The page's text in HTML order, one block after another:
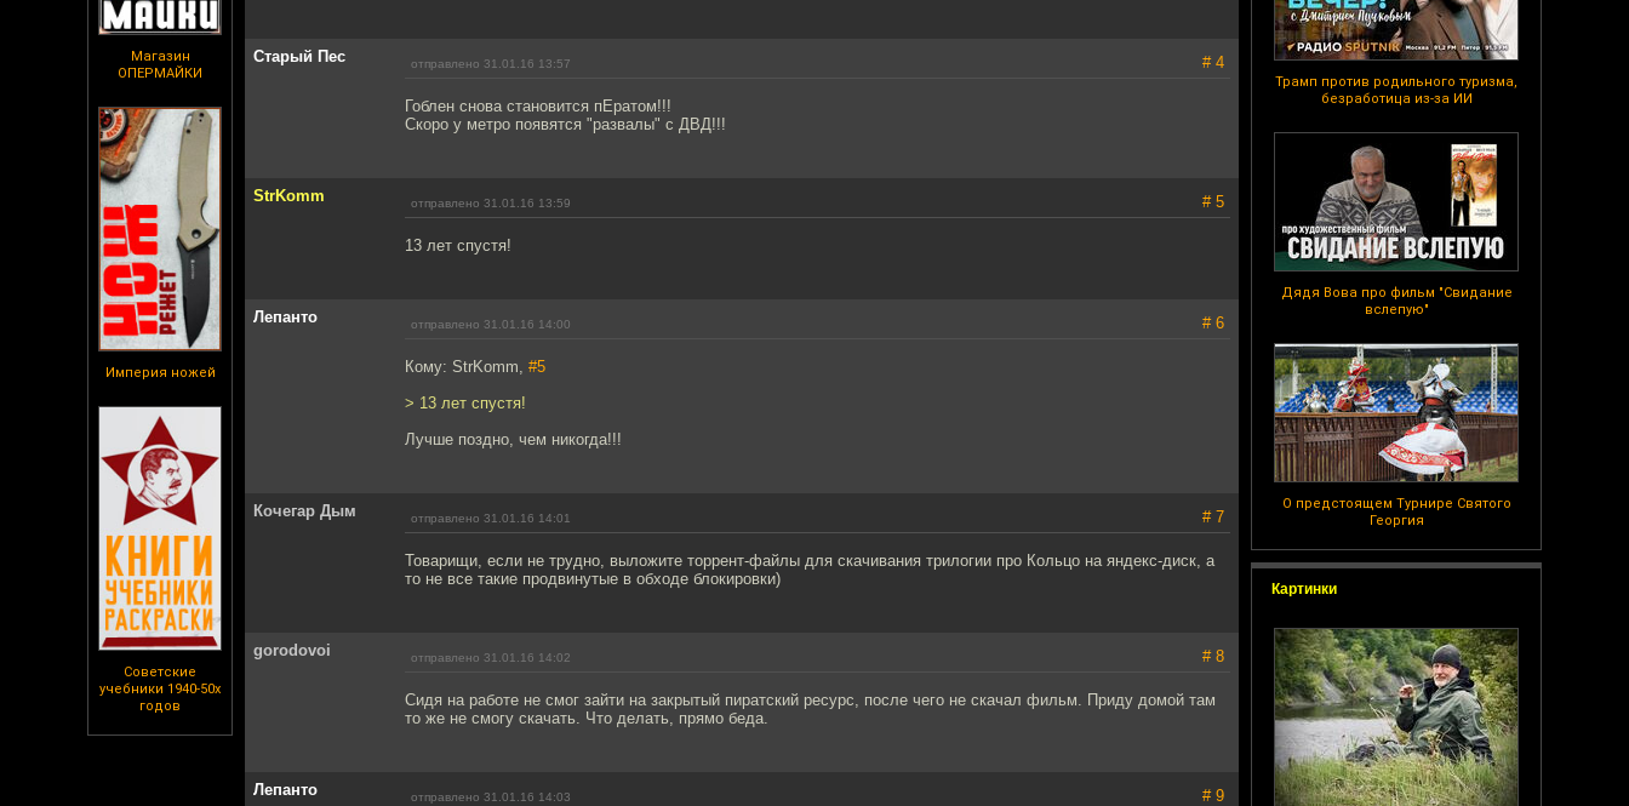
Магазин
ОПЕРМАЙКИ
Империя ножей
Советские
учебники 1940-50х
годов
Трамп против родильного туризма,
безработица из-за ИИ
Дядя Вова про фильм "Свидание
вслепую"
О предстоящем Турнире Святого
Георгия
Картинки
Старый Пес отправлено 31.01.16 13:57 # 4
Гоблен снова становится пЕратом!!!
Скоро у метро появятся "развалы" с ДВД!!!
StrKomm отправлено 31.01.16 13:59 # 5
13 лет спустя!
Лепанто отправлено 31.01.16 14:00 # 6
Кому: StrKomm, #5
> 13 лет спустя!
Лучше поздно, чем никогда!!!
Кочегар Дым отправлено 31.01.16 14:01 # 7
Товарищи, если не трудно, выложите торрент-файлы для скачивания трилогии про Кольцо на яндекс-диск, а
то не все такие продвинутые в обходе блокировки)
gorodovoi отправлено 31.01.16 14:02 # 8
Сидя на работе не смог зайти на закрытый пиратский ресурс, после чего не скачал фильм. Приду домой там
то же не смогу скачать. Что делать, прямо беда.
Лепанто отправлено 31.01.16 14:03 # 9